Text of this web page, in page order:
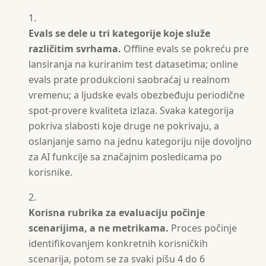
Evals se dele u tri kategorije koje služe
različitim svrhama. Offline evals se pokreću pre
lansiranja na kuriranim test datasetima; online
evals prate produkcioni saobraćaj u realnom
vremenu; a ljudske evals obezbeđuju periodične
spot-provere kvaliteta izlaza. Svaka kategorija
pokriva slabosti koje druge ne pokrivaju, a
oslanjanje samo na jednu kategoriju nije dovoljno
za AI funkcije sa značajnim posledicama po
korisnike.
Korisna rubrika za evaluaciju počinje
scenarijima, a ne metrikama. Proces počinje
identifikovanjem konkretnih korisničkih
scenarija, potom se za svaki pišu 4 do 6